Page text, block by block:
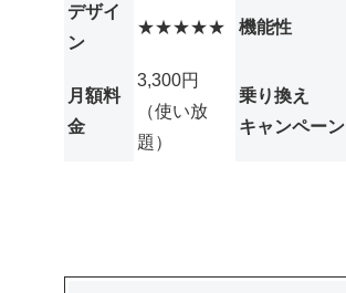
デザイ
ン
★★★★★ 機能性
月額料
金
3,300円
（使い放
題）
乗り換え
キャンペーン